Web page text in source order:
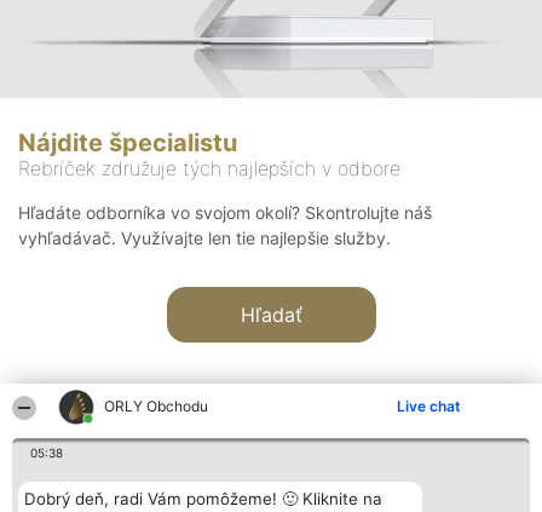
ORLY Obchodu Live chat
05:38
Dobrý deň, radi Vám pomôžeme! 🙂 Kliknite na
Nájdite špecialistu
Rebríček združuje tých najlepších v odbore
Hľadáte odborníka vo svojom okolí? Skontrolujte náš
vyhľadávač. Využívajte len tie najlepšie služby.
Hľadať
Organizátor hodnotenia Hodnotenie Kontakt